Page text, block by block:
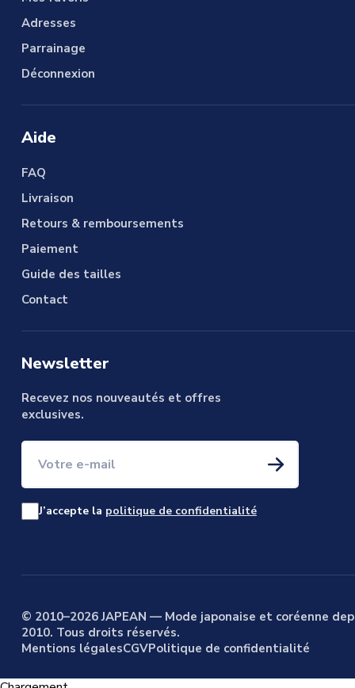
Adresses
Parrainage
Déconnexion
Aide
FAQ
Livraison
Retours & remboursements
Paiement
Guide des tailles
Contact
Newsletter
Recevez nos nouveautés et offres
exclusives.
Votre e-mail
J’accepte la politique de confidentialité
© 2010–2026 JAPEAN — Mode japonaise et coréenne
2010. Tous droits réservés.
Mentions légalesCGVPolitique de confidentialité